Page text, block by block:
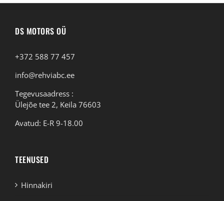
DS MOTORS OÜ
+372 588 77 457
info@rehviabc.ee
Tegevusaadress :
Ülejõe tee 2, Keila 76603
Avatud: E-R 9-18.00
TEENUSED
Hinnakiri